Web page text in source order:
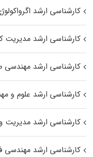
کارشناسی ارشد
کارشناسی ارشد مدیریت
کارشناسی ارشد مهندسی
کارشناسی ارشد علوم و
کارشناسی ارشد مدیریت و
کارشناسی ارشد مهندسی